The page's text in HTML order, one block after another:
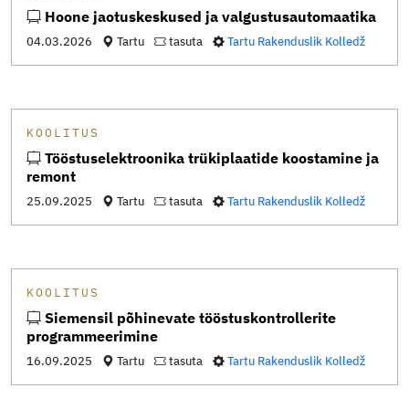
Hoone jaotuskeskused ja valgustusautomaatika
04.03.2026 Tartu tasuta Tartu Rakenduslik Kolledž
KOOLITUS
Tööstuselektroonika trükiplaatide koostamine ja
remont
25.09.2025 Tartu tasuta Tartu Rakenduslik Kolledž
KOOLITUS
Siemensil põhinevate tööstuskontrollerite
programmeerimine
16.09.2025 Tartu tasuta Tartu Rakenduslik Kolledž